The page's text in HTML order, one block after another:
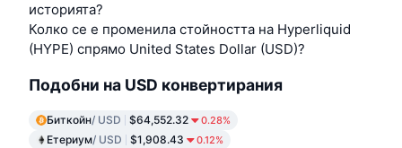
историята?
Колко се е променила стойността на Hyperliquid
(HYPE) спрямо United States Dollar (USD)?
Подобни на USD конвертирания
Биткойн/ USD $64,552.32 0.28%
Етериум/ USD $1,908.43 0.12%